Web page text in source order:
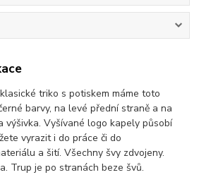
triko s potiskem máme toto
barvy, na levé přední straně a na
výšivka. Vyšívané logo kapely působí
vyrazit i do práce či do
a šití. Všechny švy zdvojeny.
Trup je po stranách beze švů.